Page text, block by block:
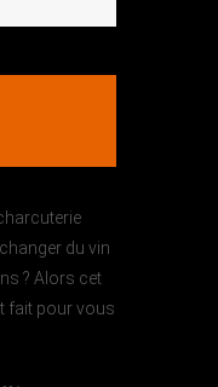
du vin
? Alors cet
fait pour vous